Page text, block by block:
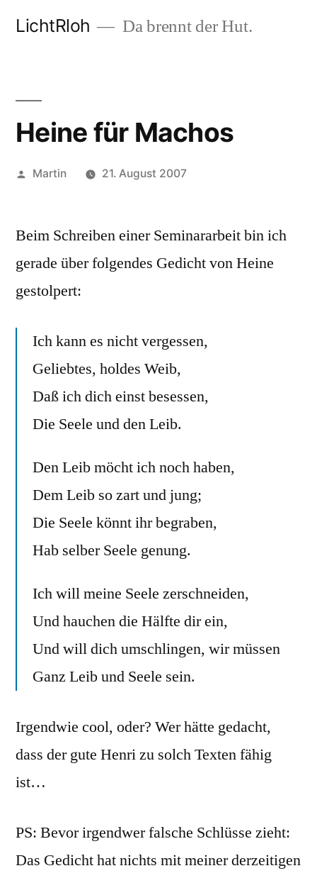
LichtRloh Da brennt der Hut.
Heine für Machos
Veröffentlicht
Martin 21. August 2007
Beim Schreiben einer Seminararbeit bin ich
gerade über folgendes Gedicht von Heine
gestolpert:
Ich kann es nicht vergessen,
Geliebtes, holdes Weib,
Daß ich dich einst besessen,
Die Seele und den Leib.
Den Leib möcht ich noch haben,
Dem Leib so zart und jung;
Die Seele könnt ihr begraben,
Hab selber Seele genung.
Ich will meine Seele zerschneiden,
Und hauchen die Hälfte dir ein,
Und will dich umschlingen, wir müssen
Ganz Leib und Seele sein.
Irgendwie cool, oder? Wer hätte gedacht,
dass der gute Henri zu solch Texten fähig
ist…
PS: Bevor irgendwer falsche Schlüsse zieht:
Das Gedicht hat nichts mit meiner derzeitigen